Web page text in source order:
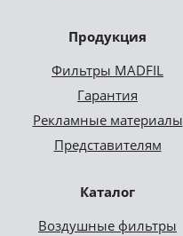
Продукция
Фильтры MADFIL
Гарантия
Рекламные материалы
Представителям
Каталог
Воздушные фильтры